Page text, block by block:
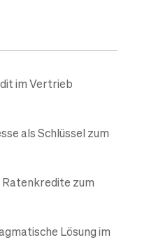
im Vertrieb
als Schlüssel zum
zum
Lösung im